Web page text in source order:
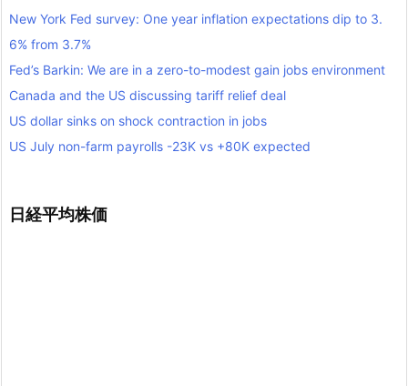
New York Fed survey: One year inflation expectations dip to 3.
6% from 3.7%
Fed’s Barkin: We are in a zero-to-modest gain jobs environment
Canada and the US discussing tariff relief deal
US dollar sinks on shock contraction in jobs
US July non-farm payrolls -23K vs +80K expected
日経平均株価